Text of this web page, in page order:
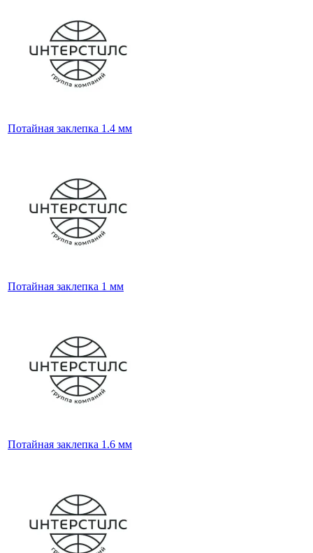
Потайная заклепка 1.4 мм
Потайная заклепка 1 мм
Потайная заклепка 1.6 мм